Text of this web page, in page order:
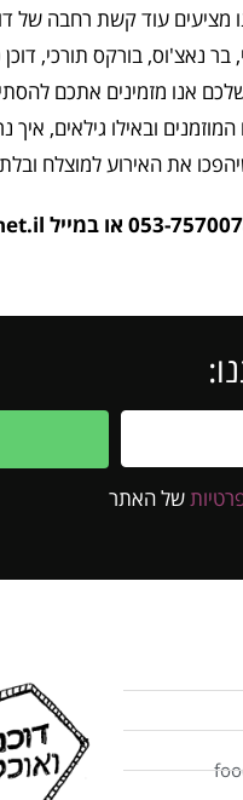
עוד קשת רחבה של
בר נאצ'וס, בורקס תורכי,
אנו מזמינים אתכם
ובאילו גילאים, איך
את האירוע למוצלח
של האתר